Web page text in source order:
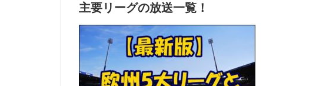
主要リーグの放送一覧！